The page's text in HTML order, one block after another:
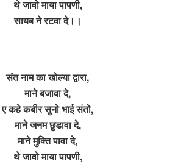
थे जावो माया पापणी,
सायब ने रटवा दे।।
संत नाम का खोल्या द्वारा,
माने बजावा दे,
ए कहे कबीर सुनो भाई संतो,
माने जनम छुडावा दे,
माने मुक्ति पावा दे,
थे जावो माया पापणी,